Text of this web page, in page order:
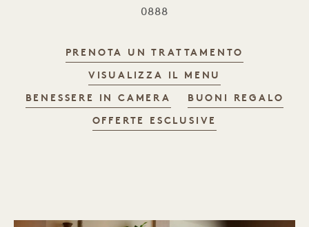
0888
PRENOTA UN TRATTAMENTO
VISUALIZZA IL MENU
BENESSERE IN CAMERA BUONI REGALO
OFFERTE ESCLUSIVE